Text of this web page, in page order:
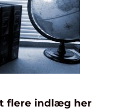
flere indlæg her